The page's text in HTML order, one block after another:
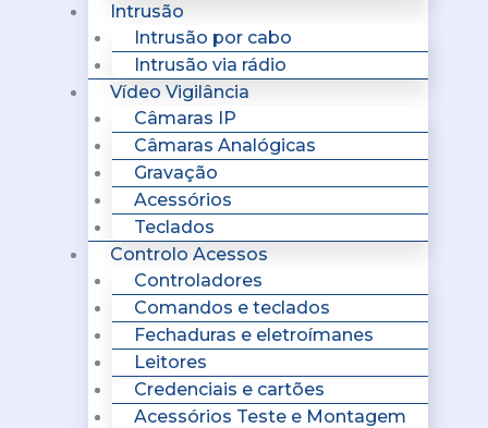
Intrusão
Intrusão por cabo
Intrusão via rádio
Vídeo Vigilância
Câmaras IP
Câmaras Analógicas
Gravação
Acessórios
Teclados
Controlo Acessos
Controladores
Comandos e teclados
Fechaduras e eletroímanes
Leitores
Credenciais e cartões
Acessórios Teste e Montagem